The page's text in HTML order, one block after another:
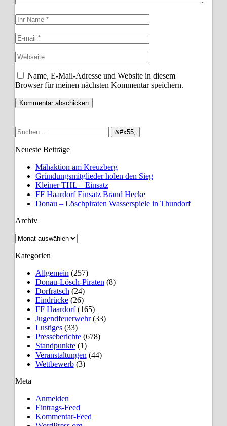
Name, E-Mail-Adresse und Website in diesem
Browser für meinen nächsten Kommentar speichern.
Neueste Beiträge
Mähaktion am Kreuzberg
Gründungsmitglieder holen den Sieg
Kleiner THL – Einsatz
FF Haardorf Einsatz Brand Hecke
Donau – Löschpiraten Wasserspiele in Thundorf
Archiv
Archiv
Kategorien
Allgemein (257)
Donau-Lösch-Piraten (8)
Dorfratsch (24)
Eindrücke(26)
FF Haardorf(165)
Jugendfeuerwehr(33)
Lustiges(33)
Presseberichte(678)
Standpunkte(1)
Veranstaltungen (44)
Wettbewerb(3)
Meta
Anmelden
Eintrags-Feed
Kommentar-Feed